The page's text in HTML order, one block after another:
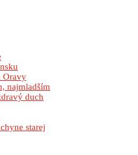
Oravy
najmladším
duch
starej